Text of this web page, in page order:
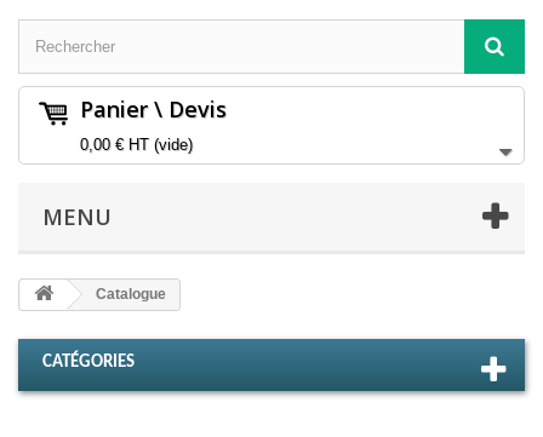
Panier \ Devis
0,00 €HT (vide)
MENU
Catalogue
CATÉGORIES